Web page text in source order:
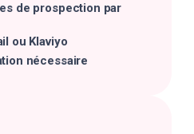
de prospection par
ou Klaviyo
nécessaire